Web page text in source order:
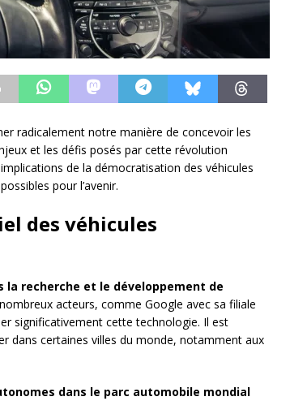
radicalement notre manière de concevoir les
et les défis posés par cette révolution
de la démocratisation des véhicules
pour l’avenir.
des véhicules
la recherche et le développement de
acteurs, comme Google avec sa filiale
significativement cette technologie. Il est
dans certaines villes du monde, notamment aux
dans le parc automobile mondial